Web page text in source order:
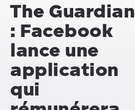
The Guardian
: Facebook
lance une
application
qui